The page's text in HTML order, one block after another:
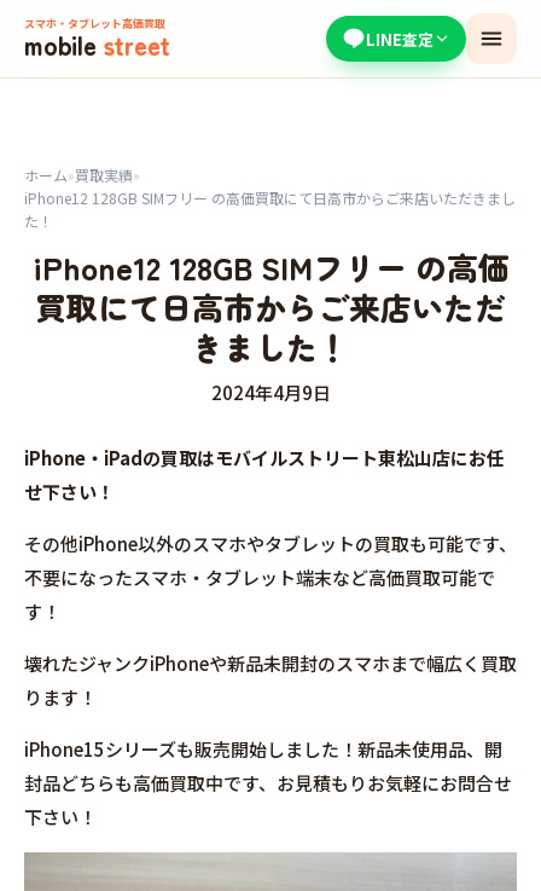
スマホ・タブレット高価買取
mobile street LINE査定
ホーム»買取実績»
iPhone12 128GB SIMフリー の高価買取にて日高市からご来店いただきまし
た！
iPhone12 128GB SIMフリー の高価
買取にて日高市からご来店いただ
きました！
2024年4月9日
iPhone・iPadの買取はモバイルストリート東松山店にお任
せ下さい！
その他iPhone以外のスマホやタブレットの買取も可能です、
不要になったスマホ・タブレット端末など高価買取可能で
す！
壊れたジャンクiPhoneや新品未開封のスマホまで幅広く買取
ります！
iPhone15シリーズも販売開始しました！新品未使用品、開
封品どちらも高価買取中です、お見積もりお気軽にお問合せ
下さい！